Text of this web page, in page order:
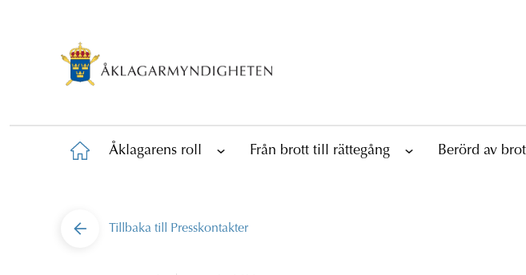
Åklagarens roll Från brott till rättegång Berörd av
Tillbaka till Presskontakter